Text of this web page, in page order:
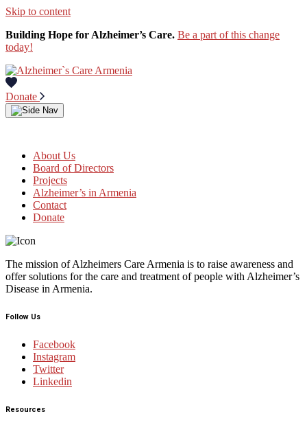
Skip to content
Building Hope for Alzheimer’s Care. Be a part of this change
today!
Donate
About Us
Board of Directors
Projects
Alzheimer’s in Armenia
Contact
Donate
The mission of Alzheimers Care Armenia is to raise awareness and
offer solutions for the care and treatment of people with Alzheimer’s
Disease in Armenia.
Follow Us
Facebook
Instagram
Twitter
Linkedin
Resources